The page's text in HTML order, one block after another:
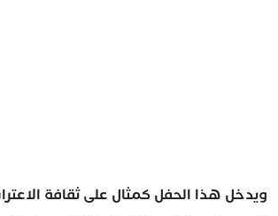
ويدخل هذا الحفل كمثال على ثقافة